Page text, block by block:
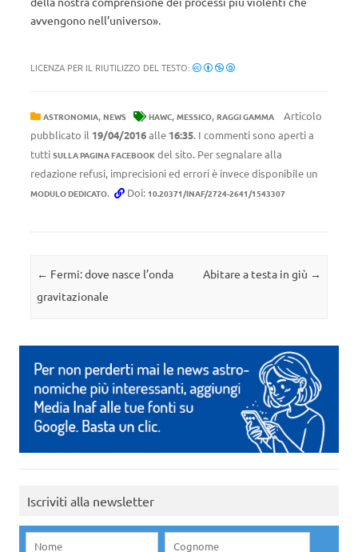
avvengono nell’universo».
LICENZA PER IL RIUTILIZZO DEL TESTO:
ASTRONOMIA, NEWS HAWC, MESSICO, RAGGI GAMMA
Articolo
pubblicato il 19/04/2016alle 16:35. I commenti sono aperti a
tutti SULLA PAGINA FACEBOOK del sito. Per segnalare alla
redazione refusi, imprecisioni ed errori è invece disponibile un
MODULO DEDICATO. Doi: 10.20371/INAF/2724-2641/1543307
Navigazione articolo
← Fermi: dove nasce l’onda
gravitazionale
Abitare a testa in giù →
Iscriviti alla newsletter